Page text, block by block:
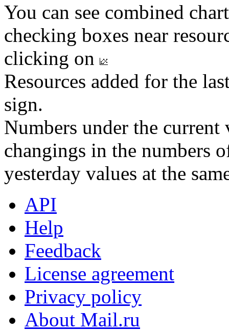
You can see combined
checking boxes near
clicking on
Resources added for the
sign.
Numbers under the
changings in the numbers
yesterday values at the
API
Help
Feedback
License agreement
Privacy policy
About Mail.ru